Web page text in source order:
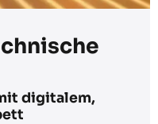
digitalem,